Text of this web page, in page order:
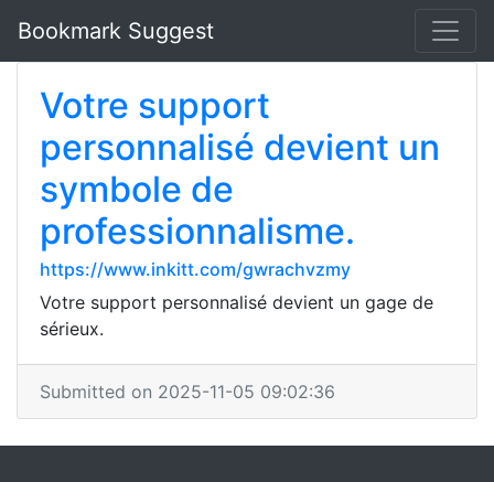
Bookmark Suggest
Votre support
personnalisé devient un
symbole de
professionnalisme.
https://www.inkitt.com/gwrachvzmy
Votre support personnalisé devient un gage de
sérieux.
Submitted on 2025-11-05 09:02:36